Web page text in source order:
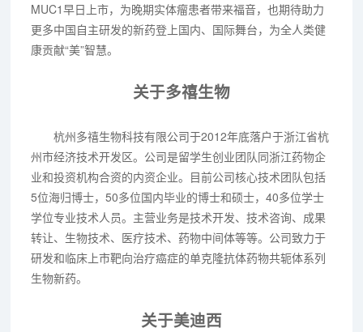
MUC1早日上市，为晚期实体瘤患者带来福音，也期待助力
更多中国自主研发的新药登上国内、国际舞台，为全人类健
康贡献“美”智慧。
关于多禧生物
杭州多禧生物科技有限公司于2012年底落户于浙江省杭
州市经济技术开发区。公司是留学生创业团队同浙江药物企
业和投资机构合资的内资企业。目前公司核心技术团队包括
5位海归博士，50多位国内毕业的博士和硕士，40多位学士
学位专业技术人员。主营业务是技术开发、技术咨询、成果
转让、生物技术、医疗技术、药物中间体等等。公司致力于
研发和临床上市靶向治疗癌症的单克隆抗体药物共轭体系列
生物新药。
关于美迪西